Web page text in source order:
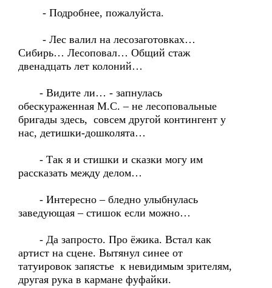
- Подробнее, пожалуйста.
- Лес валил на лесозаготовках…
Сибирь… Лесоповал… Общий стаж
двенадцать лет колоний…
- Видите ли… - запнулась
обескураженная М.С. – не лесоповальные
бригады здесь, совсем другой контингент у
нас, детишки-дошколята…
- Так я и стишки и сказки могу им
рассказать между делом…
- Интересно – бледно улыбнулась
заведующая – стишок если можно…
- Да запросто. Про ёжика. Встал как
артист на сцене. Вытянул синее от
татуировок запястье к невидимым зрителям,
другая рука в кармане фуфайки.